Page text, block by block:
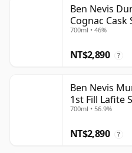
Ben Nevis
Cognac Cask
700ml • 46%
NT$2,890 ?
Ben Nevis
1st Fill Lafite
700ml • 56.9%
NT$2,890 ?